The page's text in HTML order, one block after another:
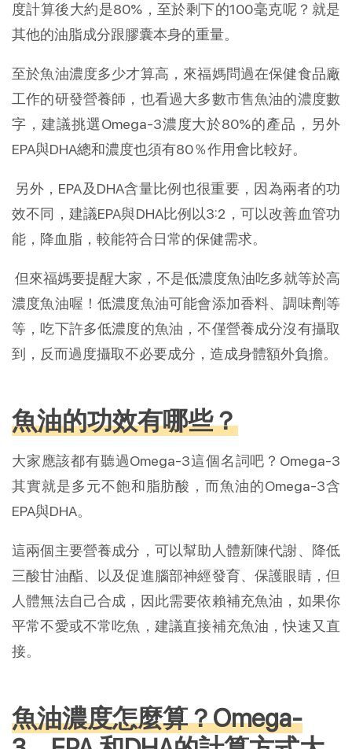
度計算後大約是80%，至於剩下的100毫克呢？就是
其他的油脂成分跟膠囊本身的重量。
至於魚油濃度多少才算高，來福媽問過在保健食品廠
工作的研發營養師，也看過大多數市售魚油的濃度數
字，建議挑選Omega-3濃度大於80%的產品，另外
EPA與DHA總和濃度也須有80％作用會比較好。
另外，EPA及DHA含量比例也很重要，因為兩者的功
效不同，建議EPA與DHA比例以3:2，可以改善血管功
能，降血脂，較能符合日常的保健需求。
但來福媽要提醒大家，不是低濃度魚油吃多就等於高
濃度魚油喔！低濃度魚油可能會添加香料、調味劑等
等，吃下許多低濃度的魚油，不僅營養成分沒有攝取
到，反而過度攝取不必要成分，造成身體額外負擔。
魚油的功效有哪些？
大家應該都有聽過Omega-3這個名詞吧？Omega-3
其實就是多元不飽和脂肪酸，而魚油的Omega-3含
EPA與DHA。
這兩個主要營養成分，可以幫助人體新陳代謝、降低
三酸甘油酯、以及促進腦部神經發育、保護眼睛，但
人體無法自己合成，因此需要依賴補充魚油，如果你
平常不愛或不常吃魚，建議直接補充魚油，快速又直
接。
魚油濃度怎麼算？Omega-